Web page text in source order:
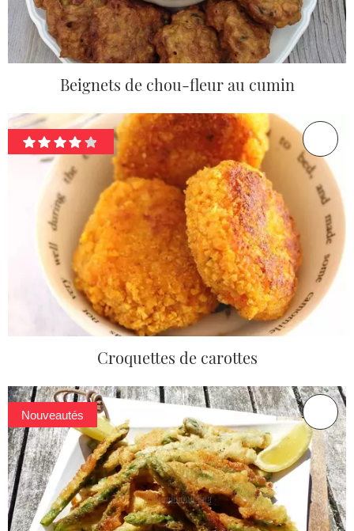
Beignets de chou-fleur au cumin
Croquettes de carottes
Nouveautés